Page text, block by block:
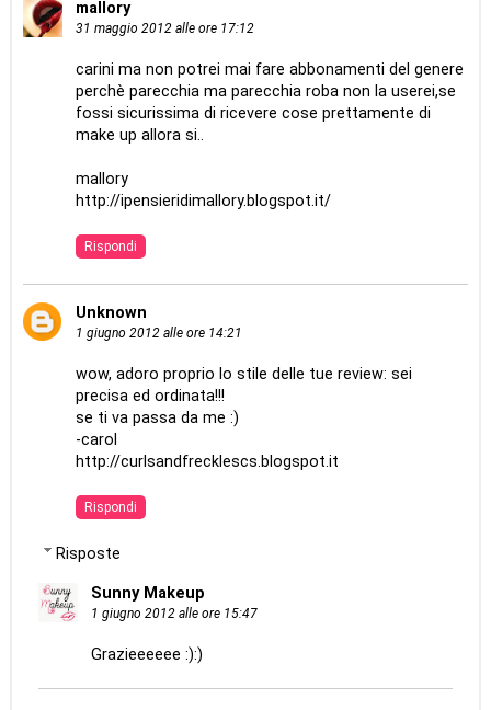
mallory
31 maggio 2012 alle ore 17:12
carini ma non potrei mai fare abbonamenti del genere
perchè parecchia ma parecchia roba non la userei,se
fossi sicurissima di ricevere cose prettamente di
make up allora si..
mallory
http://ipensieridimallory.blogspot.it/
Rispondi
Unknown
1 giugno 2012 alle ore 14:21
wow, adoro proprio lo stile delle tue review: sei
precisa ed ordinata!!!
se ti va passa da me :)
-carol
http://curlsandfrecklescs.blogspot.it
Rispondi
Risposte
Sunny Makeup
1 giugno 2012 alle ore 15:47
Grazieeeeee :):)